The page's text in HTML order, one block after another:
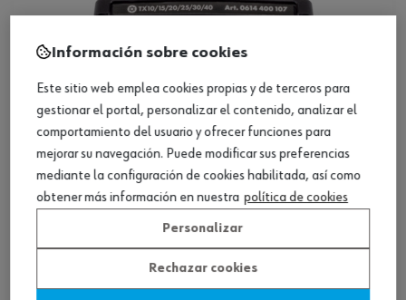
Caja de puntas TX C 6.3 (1/4) c/adapt. 7, 9
Información sobre cookies
Este sitio web emplea cookies propias y de terceros para
gestionar el portal, personalizar el contenido, analizar el
comportamiento del usuario y ofrecer funciones para
mejorar su navegación. Puede modificar sus preferencias
mediante la configuración de cookies habilitada, así como
obtener más información en nuestra política de cookies
Personalizar
Rechazar cookies